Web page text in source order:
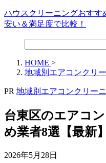
ハウスクリーニングおすす
安い＆満足度で比較！
HOME >
地域別エアコンクリ
PR 地域別エアコンクリー
台東区のエアコ
め業者8選【最新
2026年5月28日